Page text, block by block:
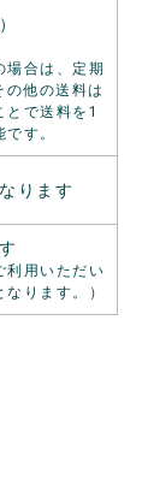
場合は、定期
他の送料は
とで送料を1
す。
ります
利用いただい
ります。）